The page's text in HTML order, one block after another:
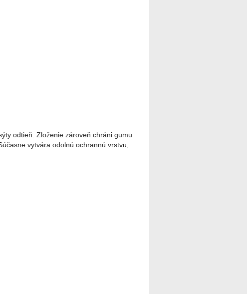
odtieň. Zloženie zároveň chráni gumu
vytvára odolnú ochrannú vrstvu,